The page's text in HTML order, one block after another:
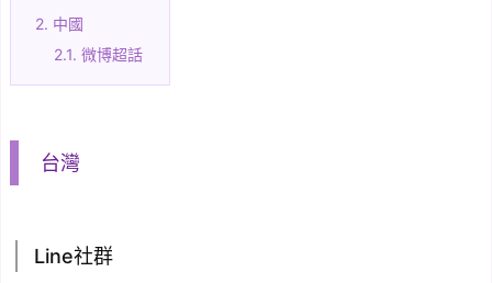
2. 中國
2.1. 微博超話
台灣
Line社群